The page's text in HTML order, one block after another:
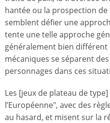
hantée ou la prospection
semblent défier une
tente une telle approche
généralement bien différent
mécaniques se séparent
personnages dans ces
Les [jeux de plateau de type]
l’Européenne", avec des
au hasard, et misent sur la